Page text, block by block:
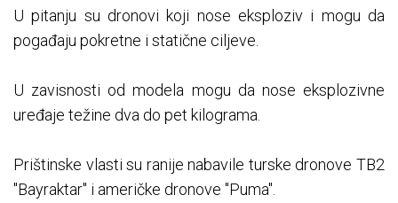
U pitanju su dronovi koji nose eksploziv i mogu da
pogađaju pokretne i statične ciljeve.
U zavisnosti od modela mogu da nose eksplozivne
uređaje težine dva do pet kilograma.
Prištinske vlasti su ranije nabavile turske dronove TB2
"Bayraktar" i američke dronove "Puma".